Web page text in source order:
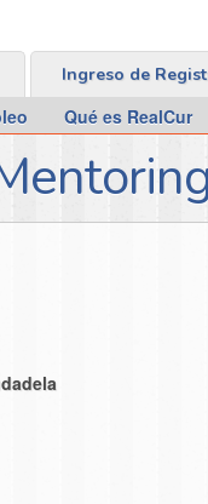
Ingreso de
Qué es RealCur